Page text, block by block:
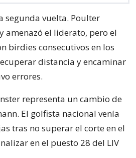
segunda vuelta. Poulter
amenazó el liderato, pero el
birdies consecutivos en los
distancia y encaminar
errores.
representa un cambio de
El golfista nacional venía
tras no superar el corte en el
en el puesto 28 del LIV